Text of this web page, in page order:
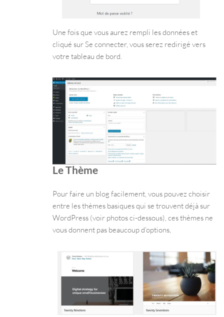
Une fois que vous aurez rempli les données et
cliqué sur Se connecter, vous serez redirigé vers
votre tableau de bord.
Le Thème
Pour faire un blog facilement, vous pouvez choisir
entre les thèmes basiques qui se trouvent déjà sur
WordPress (voir photos ci-dessous), ces thèmes ne
vous donnent pas beaucoup d’options,